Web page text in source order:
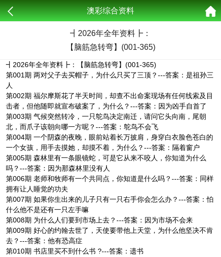
澳彩综合资料
┫ 2026年全年资料┣：
【脑筋急转弯】(001-365)
┫2026年全年资料┣：【脑筋急转弯】(001-365)
第001期 两对父子去买帽子，为什么只买了三顶？---答案：是祖孙三
人
第002期 福尔摩斯花了半天时间，却查不出命案现场有任何线索及目
击者，但他随即就宣布破案了，为什么？---答案：因为凶手自首了
第003期 气候突然转冷，一只鸵鸟决定南迁，请问它头向南，尾朝
北，而爪子该朝向哪一方呢？---答案：鸵鸟不会飞
第004期 一个阴森的夜晚，眼前站着长万披肩，身穿白衣脸色苍白的
一个女孩，用手去摸她，却摸不着，为什么？---答案：隔着窗户
第005期 森林里有一条眼镜蛇，可是它从来不咬人，你知道为什么
吗？---答案：因为那森林里没有人
第006期 老师和牧师有一个共同点，你知道是什么吗？---答案：同样
拥有让人睡觉的功夫
第007期 如果你生出来的儿子只有一只右手你会怎么办？---答案：怕
什么他不是还有一只左手嘛
第008期 为什么人们要到市场上去？---答案：因为市场不会来
第009期 好心的约翰去世了，天使要带他上天堂，为什么他坚决不肯
去？---答案：他有恐高症
第010期 书店里买不到什么书 ?---答案：遗书